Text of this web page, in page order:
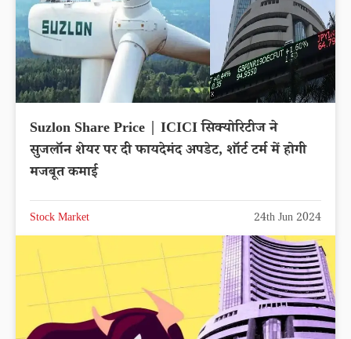
Suzlon Share Price | ICICI सिक्योरिटीज ने
सुजलॉन शेयर पर दी फायदेमंद अपडेट, शॉर्ट टर्म में होगी
मजबूत कमाई
Stock Market 24th Jun 2024